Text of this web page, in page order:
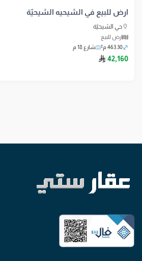
ارض للبيع في الشيحيه الشيحيّة
حي الشيحيّة
ارض للبيع
463.30 م²
شارع 18 م
42,160 ريال سعودي